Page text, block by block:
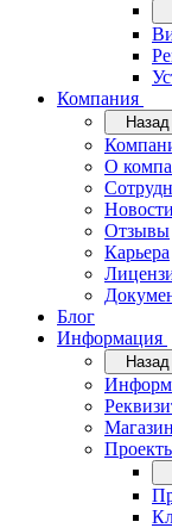
Компания
Назад
О
Новости
Отзывы
Карьера
Блог
Информация
Назад